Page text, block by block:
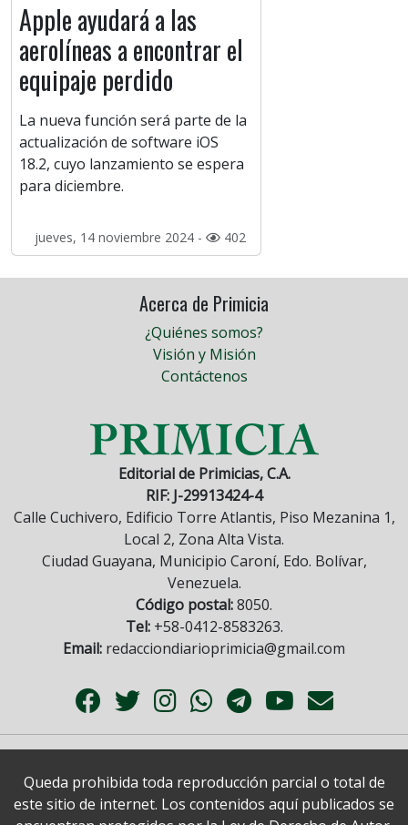
Apple ayudará a las
aerolíneas a encontrar el
equipaje perdido
La nueva función será parte de la
actualización de software iOS
18.2, cuyo lanzamiento se espera
para diciembre.
jueves, 14 noviembre 2024 - 402
Acerca de Primicia
¿Quiénes somos?
Visión y Misión
Contáctenos
Editorial de Primicias, C.A.
RIF: J-29913424-4
Calle Cuchivero, Edificio Torre Atlantis, Piso Mezanina 1,
Local 2, Zona Alta Vista.
Ciudad Guayana, Municipio Caroní, Edo. Bolívar,
Venezuela.
Código postal:8050.
Tel:+58-0412-8583263.
Email: redacciondiarioprimicia@gmail.com
Queda prohibida toda reproducción parcial o total de
este sitio de internet. Los contenidos aquí publicados se